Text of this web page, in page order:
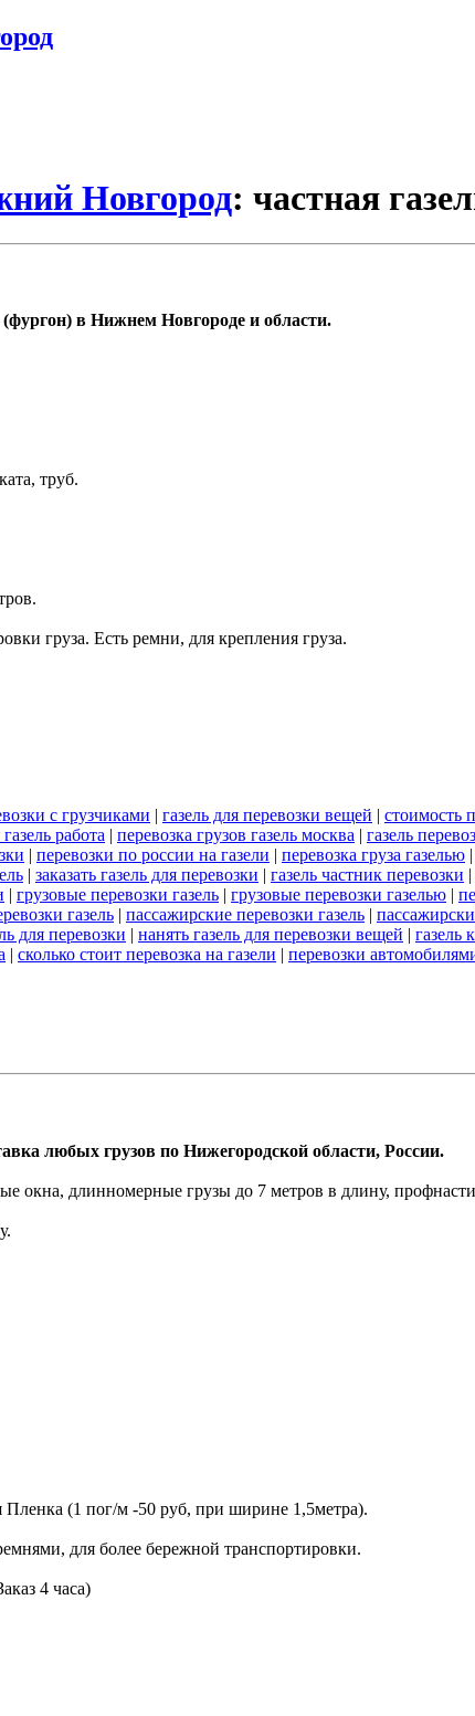
Новгород: частная
(фургон) в Нижнем Новгороде и области.
труб.
груза. Есть ремни, для крепления груза.
с грузчиками | газель для перевозки вещей | стоимость
работа | перевозка грузов газель москва | газель
| перевозки по россии на газели | перевозка груза газелью |
| заказать газель для перевозки | газель частник перевозки |
| грузовые перевозки газель | грузовые перевозки газелью |
газель | пассажирские перевозки газель |
для перевозки | нанять газель для перевозки вещей | газель
| сколько стоит перевозка на газели | перевозки
любых грузов по Нижегородской области, России.
окна, длинномерные грузы до 7 метров в длину,
(1 пог/м -50 руб, при ширине 1,5метра).
для более бережной транспортировки.
4 часа)